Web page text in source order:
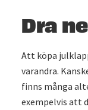
Dra
Att köpa
varandra.
finns många
exempelvis att